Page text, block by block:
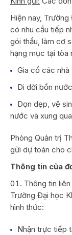
Hiện nay,
có nhu cầu tiếp
gói thầu, làm cơ
hạng mục tại tòa
Gia cố các nhà
Di dời bồn
Dọn dẹp, vệ
nước và xung
Phòng Quản trị
gửi dự toán cho
Thông tin của
Thông tin
Trường Đại học
hình thức:
Nhận trực tiếp